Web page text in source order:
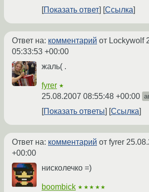
Показать ответ
Ссылка
Ответ на: комментарий от Lockywolf
05:33:53 +00:00
жаль( .
fyrer ★
25.08.2007 08:55:48 +00:00
Показать ответы Ссылка
Ответ на: комментарий от fyrer
+00:00
нисколечко =)
boombick ★★★★★